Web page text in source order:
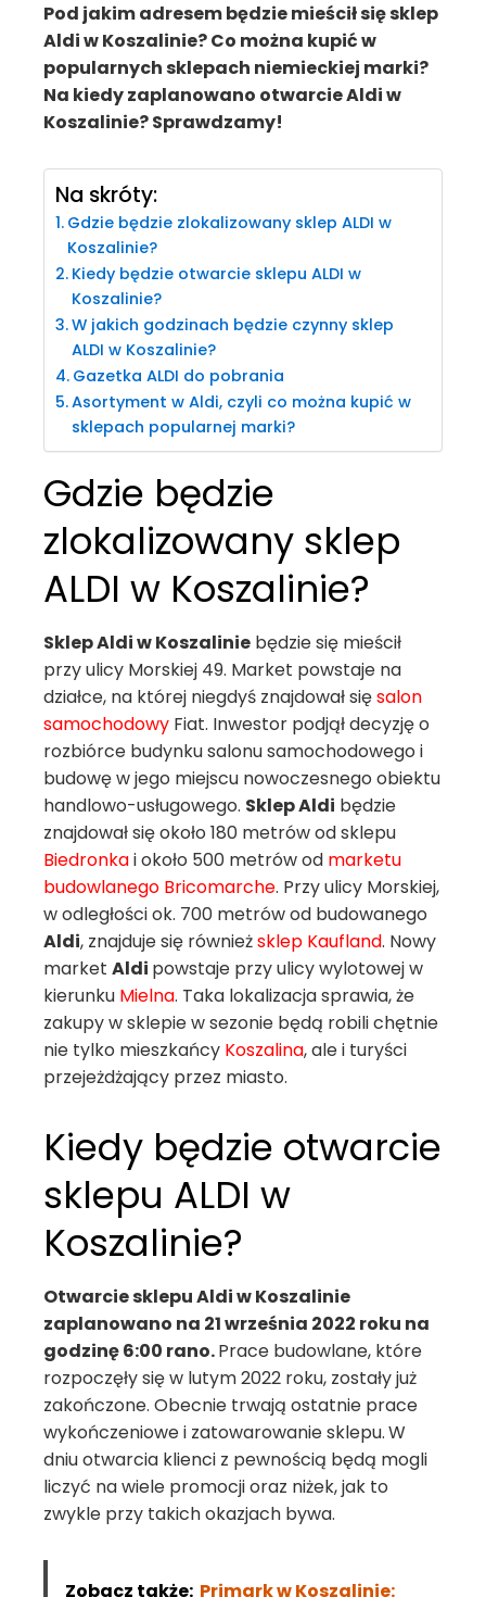
Pod jakim adresem będzie mieścił się sklep
Aldi w Koszalinie? Co można kupić w
popularnych sklepach niemieckiej marki?
Na kiedy zaplanowano otwarcie Aldi w
Koszalinie? Sprawdzamy!
Na skróty:
Gdzie będzie zlokalizowany sklep ALDI w
Koszalinie?
Kiedy będzie otwarcie sklepu ALDI w
Koszalinie?
W jakich godzinach będzie czynny sklep
ALDI w Koszalinie?
Gazetka ALDI do pobrania
Asortyment w Aldi, czyli co można kupić w
sklepach popularnej marki?
Gdzie będzie
zlokalizowany sklep
ALDI w Koszalinie?
Sklep Aldi w Koszalinie będzie się mieścił
przy ulicy Morskiej 49. Market powstaje na
działce, na której niegdyś znajdował sięsalon
samochodowy Fiat. Inwestor podjął decyzję o
rozbiórce budynku salonu samochodowego i
budowę w jego miejscu nowoczesnego obiektu
handlowo-usługowego. Sklep Aldi będzie
znajdował się około 180 metrów od sklepu
Biedronkai około 500 metrów od marketu
budowlanego Bricomarche. Przy ulicy Morskiej,
w odległości ok. 700 metrów od budowanego
Aldi, znajduje się równieżsklep Kaufland. Nowy
market Aldi powstaje przy ulicy wylotowej w
kierunku Mielna. Taka lokalizacja sprawia, że
zakupy w sklepie w sezonie będą robili chętnie
nie tylko mieszkańcy Koszalina, ale i turyści
przejeżdżający przez miasto.
Kiedy będzie otwarcie
sklepu ALDI w
Koszalinie?
Otwarcie sklepu Aldi w Koszalinie
zaplanowano na 21 września 2022 roku na
godzinę 6:00 rano.Prace budowlane, które
rozpoczęły się w lutym 2022 roku, zostały już
zakończone. Obecnie trwają ostatnie prace
wykończeniowe i zatowarowanie sklepu.W
dniu otwarcia klienci z pewnością będą mogli
liczyć na wiele promocji oraz niżek, jak to
zwykle przy takich okazjach bywa.
Zobacz także: Primark w Koszalinie: